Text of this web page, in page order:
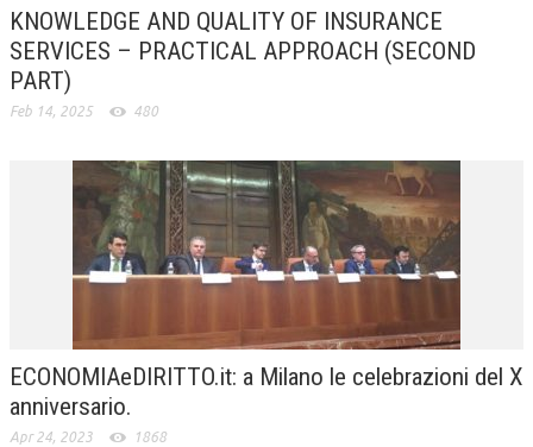
CRIMINOLOGIA TRIBUTARIA
CFC E PARADISI FISCALI
TRANSFER PRICING
PRASSI
AMMINISTRATIVA
TRIBUTARIA
EUROPEA
COSTITUZIONALE
CIVILE
KNOWLEDGE AND QUALITY OF INSURANCE
SERVICES – PRACTICAL APPROACH (SECOND
PART)
Feb 14, 2025 480
ECONOMIAeDIRITTO.it: a Milano le celebrazioni del X
anniversario.
Apr 24, 2023 1868